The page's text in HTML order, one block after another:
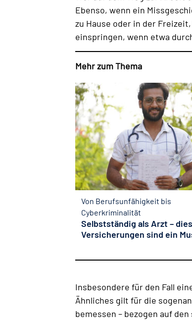
Ebenso, wenn ein
zu Hause oder in der
einspringen, wenn etwa
Mehr zum Thema
Von Berufsunfähigkeit bis
Cyberkriminalität
Selbstständig als Arzt –
Versicherungen sind ein
Insbesondere für den Fall
Ähnliches gilt für die
bemessen – bezogen auf